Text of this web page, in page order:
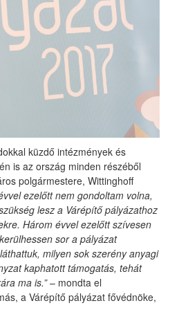
küzdő intézmények és
is az ország minden részéből
polgármestere, Wittinghoff
ezelőtt nem gondoltam volna,
lesz a Várépítő pályázathoz
Három évvel ezelőtt szívesen
sor a pályázat
milyen sok szerény anyagi
kaphatott támogatás, tehát
ma is.”– mondta el
a Várépítő pályázat fővédnöke,